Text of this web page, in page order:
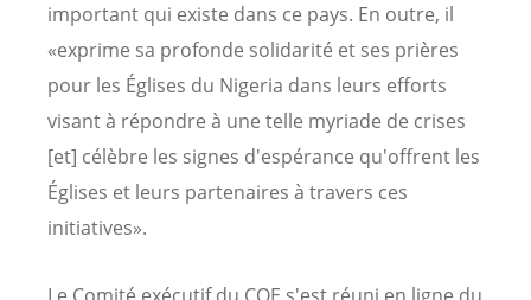
important qui existe dans ce pays. En outre, il
«exprime sa profonde solidarité et ses prières
pour les Églises du Nigeria dans leurs efforts
visant à répondre à une telle myriade de crises
[et] célèbre les signes d'espérance qu'offrent les
Églises et leurs partenaires à travers ces
initiatives».